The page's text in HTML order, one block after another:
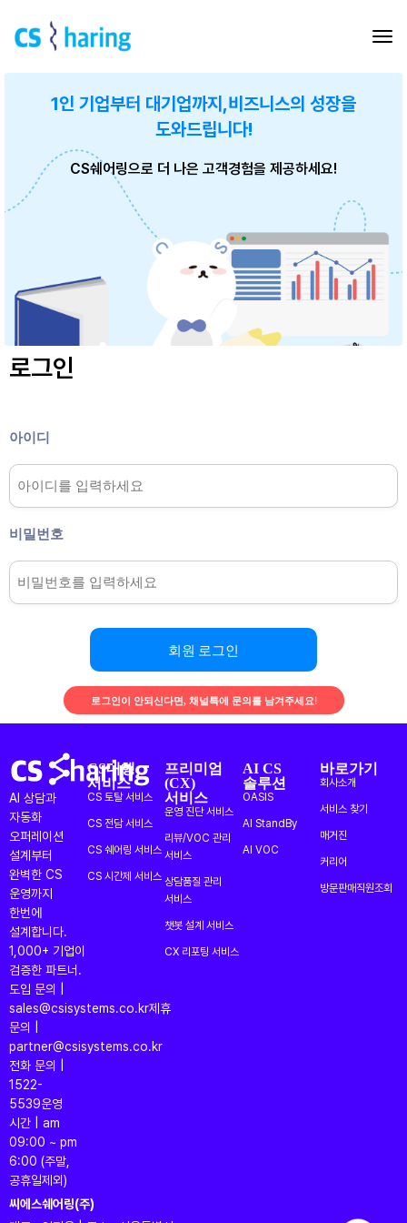
1인 기업부터 대기업까지,비즈니스의 성장을
도와드립니다!
CS쉐어링으로 더 나은 고객경험을 제공하세요!
로그인
아이디
비밀번호
회원 로그인
로그인이 안되신다면, 채널톡에 문의를 남겨주세요!
AI 상담과
자동화
오퍼레이션
설계부터
완벽한 CS
운영까지
한번에
설계합니다.
1,000+ 기업이
검증한 파트너.
도입 문의 |
sales@csisystems.co.kr제휴
문의 |
partner@csisystems.co.kr
전화 문의 |
1522-
5539운영
시간 | am
09:00 ~ pm
6:00 (주말,
공휴일제외)
CS대행
서비스
CS 토탈 서비스
CS 전담 서비스
CS 쉐어링 서비스
CS 시간제 서비스
프리미엄
(CX)
서비스
운영 진단 서비스
리뷰/VOC 관리
서비스
상담품질 관리
서비스
챗봇 설계 서비스
CX 리포팅 서비스
AI CS
솔루션
OASIS
AI StandBy
AI VOC
바로가기
회사소개
서비스 찾기
매거진
커리어
방문판매직원조회
씨에스쉐어링(주)